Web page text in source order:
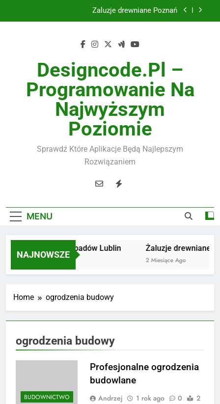
Żaluzje drewniane Poznań
Utylizacja odpadów Lublin
Żaluzje drewniane Poznań
Instalacje elektryczne Gdańsk
Designcode.pl –
Programowanie Na
Najwyższym
Poziomie
Sprawdź Które Aplikacje Będą Najlepszym
Rozwiązaniem
MENU
NAJNOWSZE
Utylizacja odpadów Lublin
2 Miesiące Ago
Żaluzje drewniane
2 Miesiące Ago
Home ogrodzenia budowy
ogrodzenia budowy
BUDOWNICTWO
Profesjonalne ogrodzenia
budowlane
Andrzej 1 rok ago 0
2